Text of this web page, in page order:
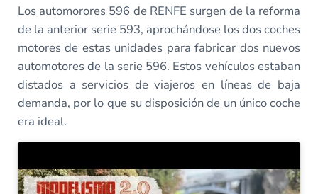
Los automorores 596 de RENFE surgen de la reforma
de la anterior serie 593, aprochándose los dos coches
motores de estas unidades para fabricar dos nuevos
automotores de la serie 596. Estos vehículos estaban
distados a servicios de viajeros en líneas de baja
demanda, por lo que su disposición de un único coche
era ideal.